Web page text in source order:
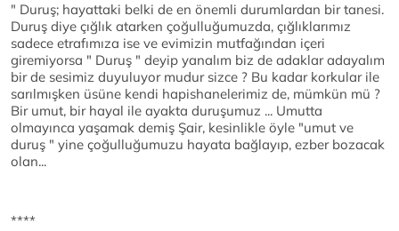
" Duruş; hayattaki belki de en önemli durumlardan bir tanesi.
Duruş diye çığlık atarken çoğulluğumuzda, çığlıklarımız
sadece etrafımıza ise ve evimizin mutfağından içeri
giremiyorsa " Duruş " deyip yanalım biz de adaklar adayalım
bir de sesimiz duyuluyor mudur sizce ? Bu kadar korkular ile
sarılmışken üsüne kendi hapishanelerimiz de, mümkün mü ?
Bir umut, bir hayal ile ayakta duruşumuz ... Umutta
olmayınca yaşamak demiş Şair, kesinlikle öyle "umut ve
duruş " yine çoğulluğumuzu hayata bağlayıp, ezber bozacak
olan...
****